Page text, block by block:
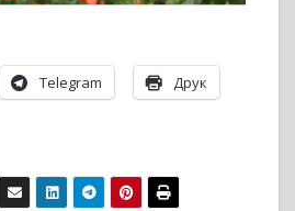
Telegram Друк